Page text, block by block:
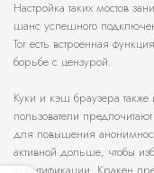
Настройка таких мостов
шанс успешного
Tor есть встроенная
борьбе с цензурой.
Куки и кэш браузера также
пользователи
для повышения
активной дольше, чтобы